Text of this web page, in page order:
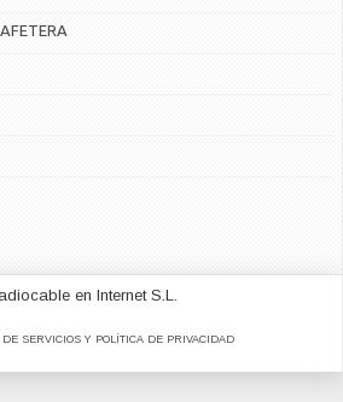
en Internet S.L.
DE SERVICIOS Y POLÍTICA DE PRIVACIDAD